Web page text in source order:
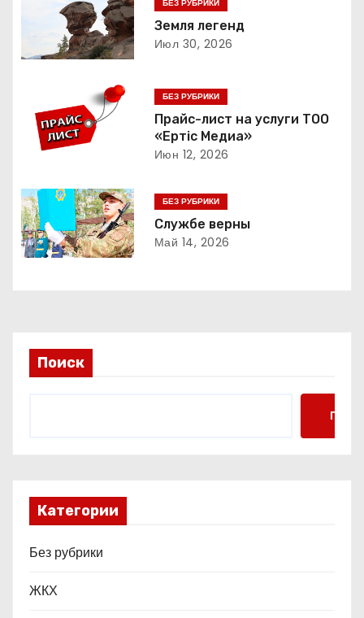
а
и
я
п
о
з
и
с
БЕЗ РУБРИКИ
Земля легенд
Июл 30, 2026
БЕЗ РУБРИКИ
Прайс-лист на услуги ТОО
«Ертіс Медиа»
Июн 12, 2026
БЕЗ РУБРИКИ
Службе верны
Май 14, 2026
Поиск
Поиск
Категории
Без рубрики
ЖКХ